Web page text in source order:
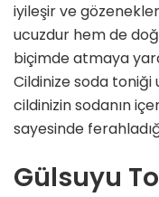
iyileşir ve
ucuzdur hem de
biçimde atmaya
Cildinize soda
cildinizin sodanın
sayesinde
Gülsuyu